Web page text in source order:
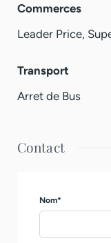
Commerces
Leader Price,
Transport
Arret de Bus
Contact
Nom*